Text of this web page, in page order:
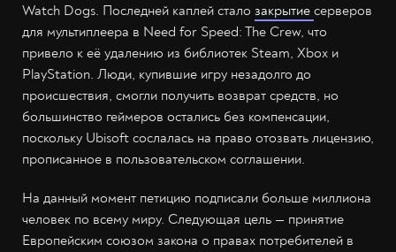
Watch Dogs. Последней каплей стало закрытие серверов
для мультиплеера в Need for Speed: The Crew, что
привело к её удалению из библиотек Steam, Xbox и
PlayStation. Люди, купившие игру незадолго до
происшествия, смогли получить возврат средств, но
большинство геймеров остались без компенсации,
поскольку Ubisoft сослалась на право отозвать лицензию,
прописанное в пользовательском соглашении.
На данный момент петицию подписали больше миллиона
человек по всему миру. Следующая цель — принятие
Европейским союзом закона о правах потребителей в